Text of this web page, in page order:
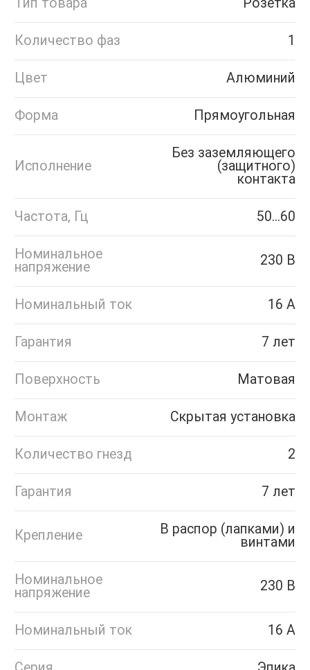
Тип товара Розетка
Количество фаз 1
Цвет Алюминий
Форма Прямоугольная
Исполнение
Без заземляющего
(защитного)
контакта
Частота, Гц 50...60
Номинальное
напряжение
230 В
Номинальный ток 16 А
Гарантия 7 лет
Поверхность Матовая
Монтаж Скрытая установка
Количество гнезд 2
Гарантия 7 лет
Крепление
В распор (лапками) и
винтами
Номинальное
напряжение
230 В
Номинальный ток 16 А